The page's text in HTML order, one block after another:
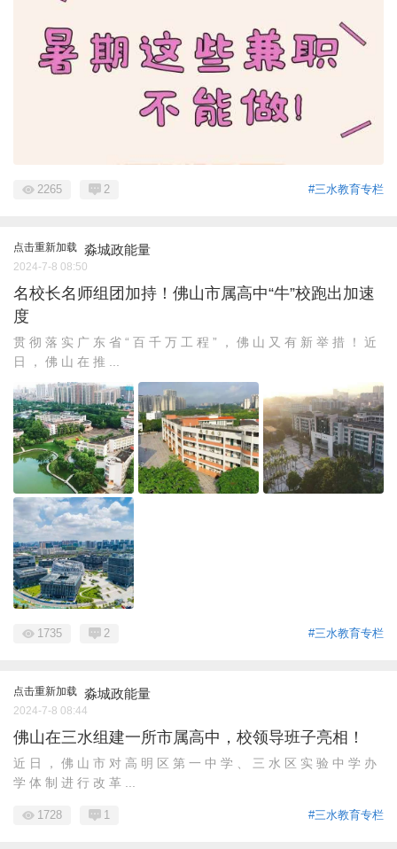
#三水教育专栏
2265 2
点击重新加载 淼城政能量
2024-7-8 08:50
名校长名师组团加持！佛山市属高中“牛”校跑出加速
度
贯 彻 落 实 广 东 省 “ 百 千 万 工 程 ” ， 佛 山 又 有 新 举 措 ！ 近
日 ， 佛 山 在 推 ...
#三水教育专栏
1735 2
点击重新加载 淼城政能量
2024-7-8 08:44
佛山在三水组建一所市属高中，校领导班子亮相！
近 日 ， 佛 山 市 对 高 明 区 第 一 中 学 、 三 水 区 实 验 中 学 办
学 体 制 进 行 改 革 ...
#三水教育专栏
1728 1